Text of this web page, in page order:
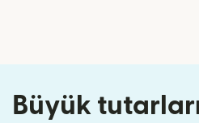
Büyük